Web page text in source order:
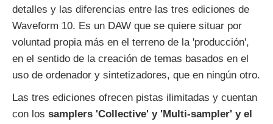
detalles y las diferencias entre las tres ediciones de
Waveform 10. Es un DAW que se quiere situar por
voluntad propia más en el terreno de la 'producción',
en el sentido de la creación de temas basados en el
uso de ordenador y sintetizadores, que en ningún otro.
Las tres ediciones ofrecen pistas ilimitadas y cuentan
con los samplers 'Collective' y 'Multi-sampler' y el